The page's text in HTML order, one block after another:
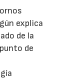
explica
de la
de